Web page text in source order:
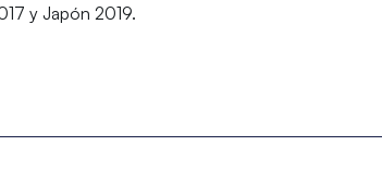
y Japón 2019.